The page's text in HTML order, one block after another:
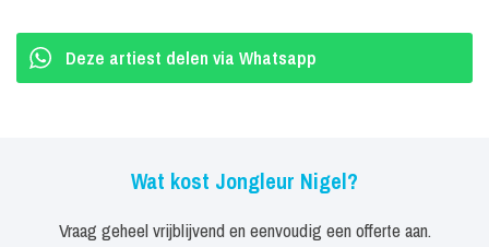
Deze artiest delen via Whatsapp
Wat kost Jongleur Nigel?
Vraag geheel vrijblijvend en eenvoudig een offerte aan.